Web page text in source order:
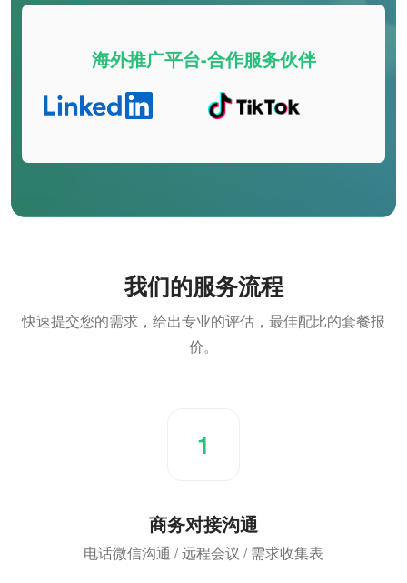
海外推广平台-合作服务伙伴
我们的服务流程
快速提交您的需求，给出专业的评估，最佳配比的套餐报
价。
1
商务对接沟通
电话微信沟通 / 远程会议 / 需求收集表